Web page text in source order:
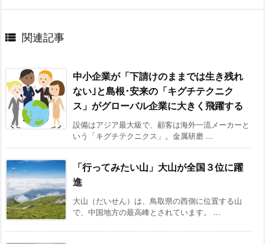
 関連記事
中小企業が「下請けのままでは生き残れ
ない｣と島根･安来の「キグチテクニク
ス」がグローバル企業に大きく飛躍する
設備はアジア最大級で、顧客は海外一流メーカーと
いう「キグチテクニクス」。金属研磨 ...
「行ってみたい山」大山が全国３位に躍
進
大山（だいせん）は、鳥取県の西側に位置する山
で、中国地方の最高峰とされています。 ...